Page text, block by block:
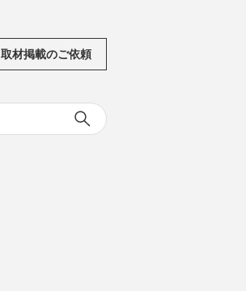
取材掲載のご依頼